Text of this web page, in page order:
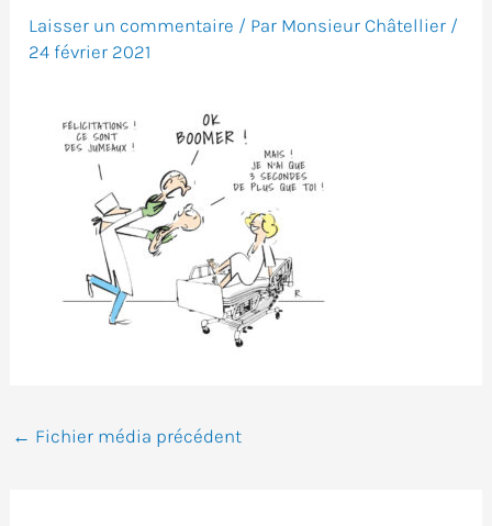
Laisser un commentaire / Par Monsieur Châtellier /
24 février 2021
← Fichier média précédent